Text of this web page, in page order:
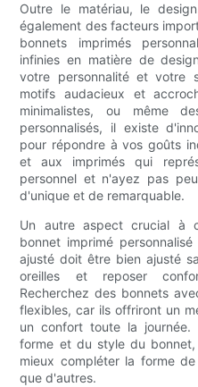
Outre le matériau, le
également des facteurs
bonnets imprimés
infinies en matière de
votre personnalité et votre
motifs audacieux et
minimalistes, ou même
personnalisés, il existe
pour répondre à vos goûts
et aux imprimés qui
personnel et n'ayez pas
d'unique et de remarquable.
Un autre aspect crucial à
bonnet imprimé
ajusté doit être bien ajusté
oreilles et reposer
Recherchez des bonnets
flexibles, car ils offriront un
un confort toute la
forme et du style du
mieux compléter la forme
que d'autres.